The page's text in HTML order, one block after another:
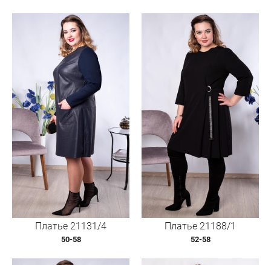
Платье 21131/4
50-58
Платье 21188/1
52-58